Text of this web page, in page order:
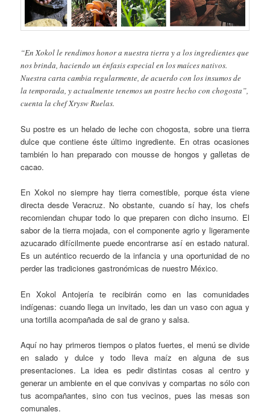
“En Xokol le rendimos honor a nuestra tierra y a los ingredientes que
nos brinda, haciendo un énfasis especial en los maíces nativos.
Nuestra carta cambia regularmente, de acuerdo con los insumos de
la temporada, y actualmente tenemos un postre hecho con chogosta”,
cuenta la chef Xrysw Ruelas.
Su postre es un helado de leche con chogosta, sobre una tierra
dulce que contiene éste último ingrediente. En otras ocasiones
también lo han preparado con mousse de hongos y galletas de
cacao.
En Xokol no siempre hay tierra comestible, porque ésta viene
directa desde Veracruz. No obstante, cuando sí hay, los chefs
recomiendan chupar todo lo que preparen con dicho insumo. El
sabor de la tierra mojada, con el componente agrio y ligeramente
azucarado difícilmente puede encontrarse así en estado natural.
Es un auténtico recuerdo de la infancia y una oportunidad de no
perder las tradiciones gastronómicas de nuestro México.
En Xokol Antojería te recibirán como en las comunidades
indígenas: cuando llega un invitado, les dan un vaso con agua y
una tortilla acompañada de sal de grano y salsa.
Aquí no hay primeros tiempos o platos fuertes, el menú se divide
en salado y dulce y todo lleva maíz en alguna de sus
presentaciones. La idea es pedir distintas cosas al centro y
generar un ambiente en el que convivas y compartas no sólo con
tus acompañantes, sino con tus vecinos, pues las mesas son
comunales.